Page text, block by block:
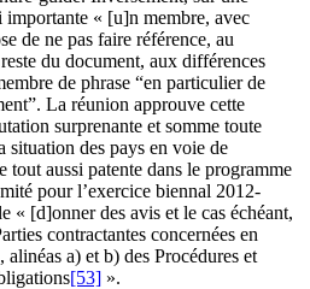
importante « [u]n membre, avec
de ne pas faire référence, au
du document, aux différences
de phrase “en particulier de
La réunion approuve cette
surprenante et somme toute
situation des pays en voie de
tout aussi patente dans le programme
pour l’exercice biennal 2012-
« [d]onner des avis et le cas échéant,
contractantes concernées en
a) et b) des Procédures et
[53] ».